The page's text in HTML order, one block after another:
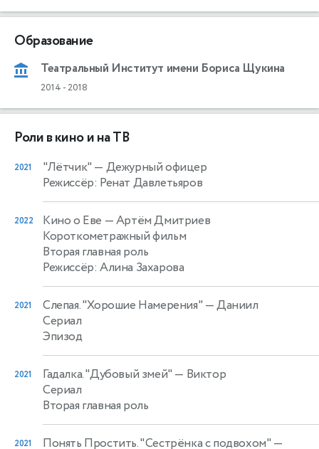
Образование
Театральный Институт имени Бориса Щукина
2014 - 2018
Роли в кино и на ТВ
2021 "Лётчик" — Дежурный офицер
Режиссёр: Ренат Давлетьяров
2022 Кино о Еве — Артём Дмитриев
Короткометражный фильм
Вторая главная роль
Режиссёр: Алина Захарова
2021 Слепая. "Хорошие Намерения" — Даниил
Сериал
Эпизод
2021 Гадалка. "Дубовый змей" — Виктор
Сериал
Вторая главная роль
2021 Понять Простить. "Сестрёнка с подвохом" —